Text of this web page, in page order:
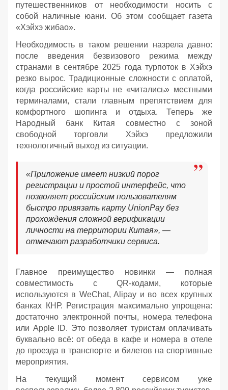
путешественников от необходимости носить с
собой наличные юани. Об этом сообщает газета
«Хэйхэ жибао».
Необходимость в таком решении назрела давно:
после введения безвизового режима между
странами в сентябре 2025 года турпоток в Хэйхэ
резко вырос. Традиционные сложности с оплатой,
когда российские карты не «читались» местными
терминалами, стали главным препятствием для
комфортного шопинга и отдыха. Теперь же
Народный банк Китая совместно с зоной
свободной торговли Хэйхэ предложили
технологичный выход из ситуации.
«Приложение имеет низкий порог
регистрации и простой интерфейс, что
позволяет российским пользователям
быстро привязать карту UnionPay без
прохождения сложной верификации
личности на территории Китая», —
отмечают разработчики сервиса.
Главное преимущество новинки — полная
совместимость с QR-кодами, которые
используются в WeChat, Alipay и во всех крупных
банках КНР. Регистрация максимально упрощена:
достаточно электронной почты, номера телефона
или Apple ID. Это позволяет туристам оплачивать
буквально всё: от обеда в кафе и номера в отеле
до проезда в транспорте и билетов на спортивные
мероприятия.
На текущий момент сервисом уже